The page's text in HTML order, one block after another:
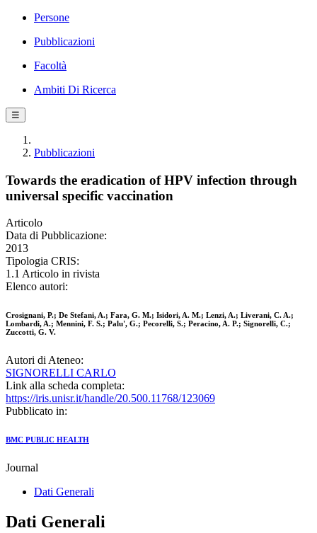
Persone
Pubblicazioni
Facoltà
Ambiti Di Ricerca
☰
Pubblicazioni
Towards the eradication of HPV infection through
universal specific vaccination
Articolo
Data di Pubblicazione:
2013
Tipologia CRIS:
1.1 Articolo in rivista
Elenco autori:
Crosignani, P.; De Stefani, A.; Fara, G. M.; Isidori, A. M.; Lenzi, A.; Liverani, C. A.;
Lombardi, A.; Mennini, F. S.; Palu', G.; Pecorelli, S.; Peracino, A. P.; Signorelli, C.;
Zuccotti, G. V.
Autori di Ateneo:
SIGNORELLI CARLO
Link alla scheda completa:
https://iris.unisr.it/handle/20.500.11768/123069
Pubblicato in:
BMC PUBLIC HEALTH
Journal
Dati Generali
Dati Generali